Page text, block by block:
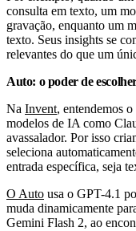
consulta em texto, um
gravação, enquanto um
texto. Seus insights se
relevantes do que um
Auto: o poder de
Na Invent, entendemos
modelos de IA como
avassalador. Por isso
seleciona
entrada específica, seja
O Auto usa o GPT-4.1
muda dinamicamente
Gemini Flash 2, ao